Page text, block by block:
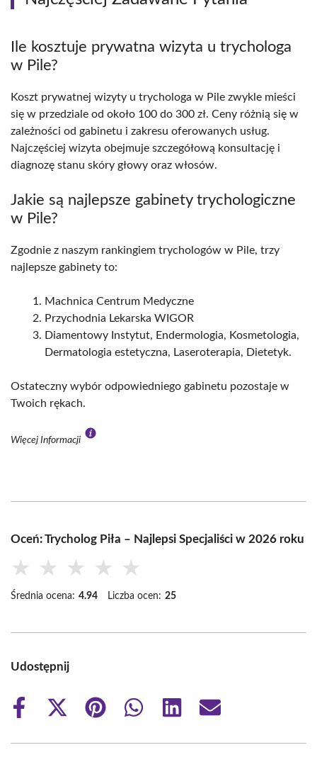
Ile kosztuje prywatna wizyta u trychologa
w Pile?
Koszt prywatnej wizyty u trychologa w Pile zwykle mieści
się w przedziale od około 100 do 300 zł. Ceny różnią się w
zależności od gabinetu i zakresu oferowanych usług.
Najczęściej wizyta obejmuje szczegółową konsultację i
diagnozę stanu skóry głowy oraz włosów.
Jakie są najlepsze gabinety trychologiczne
w Pile?
Zgodnie z naszym rankingiem trychologów w Pile, trzy
najlepsze gabinety to:
Machnica Centrum Medyczne
Przychodnia Lekarska WIGOR
Diamentowy Instytut, Endermologia, Kosmetologia,
Dermatologia estetyczna, Laseroterapia, Dietetyk.
Ostateczny wybór odpowiedniego gabinetu pozostaje w
Twoich rękach.
Więcej Informacji
Oceń: Trycholog Piła – Najlepsi Specjaliści w 2026 roku
★ ★ ★ ★ ★
Średnia ocena: 4.94 Liczba ocen: 25
Udostępnij
Share
Share
(Twitter)
Share
Share
Share
Share